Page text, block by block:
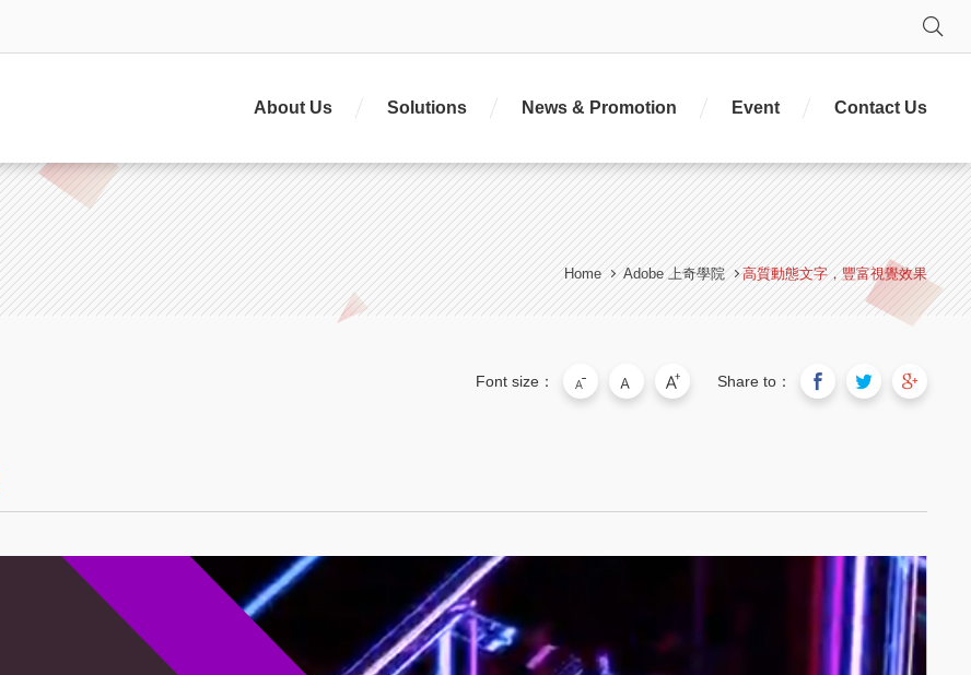
About Us Solutions News & Promotion Event Contact Us
Home Adobe 上奇學院 高質動態文字，豐富視覺效果
Font size： Share to：